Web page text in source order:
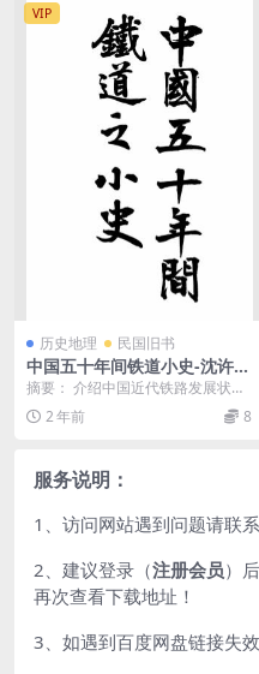
VIP
历史地理 民国旧书
中国五十年间铁道小史-沈许虔
著
摘要： 介绍中国近代铁路发展状
况，收录英人觊觎中国铁道之开
始、李文忠之与唐景声、...
2 年前 8
服务说明：
1、访问网站遇到问题请联
2、建议登录（注册会员）
再次查看下载地址！
3、如遇到百度网盘链接失